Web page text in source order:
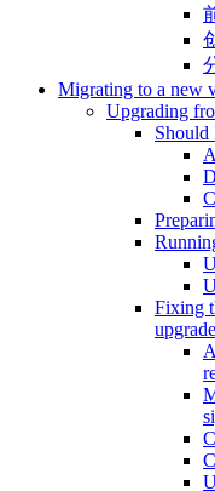
Migrating to a new
Upgrading
Should
Fixing